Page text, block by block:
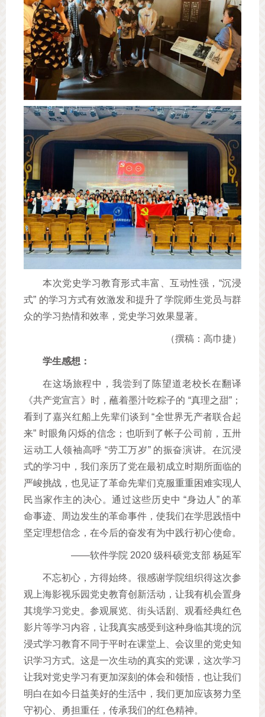
本次党史学习教育形式丰富、互动性强，“沉浸
式” 的学习方式有效激发和提升了学院师生党员与群
众的学习热情和效率，党史学习效果显著。
（撰稿：高巾捷）
学生感想：
在这场旅程中，我尝到了陈望道老校长在翻译
《共产党宣言》时，蘸着墨汁吃粽子的 “真理之甜”；
看到了嘉兴红船上先辈们谈到 “全世界无产者联合起
来” 时眼角闪烁的信念；也听到了帐子公司前，五卅
运动工人领袖高呼 “劳工万岁” 的振奋演讲。在沉浸
式的学习中，我们亲历了党在最初成立时期所面临的
严峻挑战，也见证了革命先辈们克服重重困难实现人
民当家作主的决心。通过这些历史中 “身边人” 的革
命事迹、周边发生的革命事件，使我们在学思践悟中
坚定理想信念，在今后的奋发有为中践行初心使命。
——软件学院 2020 级科硕党支部 杨延军
不忘初心，方得始终。很感谢学院组织得这次参
观上海影视乐园党史教育创新活动，让我有机会置身
其境学习党史。参观展览、街头话剧、观看经典红色
影片等学习内容，让我真实感受到这种身临其境的沉
浸式学习教育不同于平时在课堂上、会议里的党史知
识学习方式。这是一次生动的真实的党课，这次学习
让我对党史学习有更加深刻的体会和领悟，也让我们
明白在如今日益美好的生活中，我们更加应该努力坚
守初心、勇担重任，传承我们的红色精神。